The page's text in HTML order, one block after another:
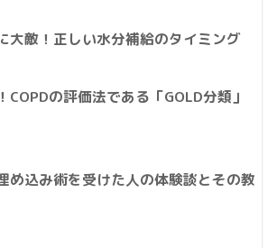
大敵！正しい水分補給のタイミング
COPDの評価法である「GOLD分類」
め込み術を受けた人の体験談とその教